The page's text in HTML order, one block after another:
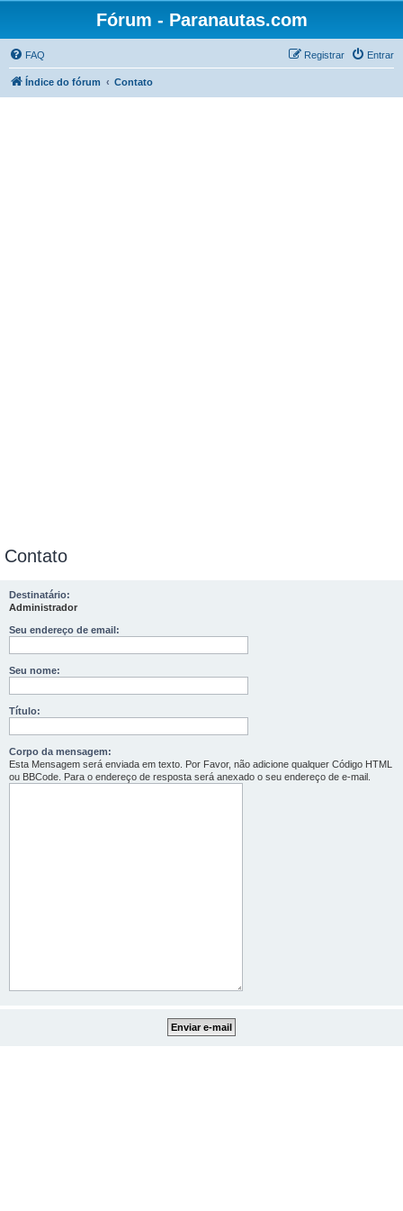
Fórum - Paranautas.com
FAQ Entrar
Registrar
Índice do fórum Contato
Contato
Destinatário:
Administrador
Seu endereço de email:
Seu nome:
Título:
Corpo da mensagem:
Esta Mensagem será enviada em texto. Por Favor, não adicione qualquer Código HTML
ou BBCode. Para o endereço de resposta será anexado o seu endereço de e-mail.